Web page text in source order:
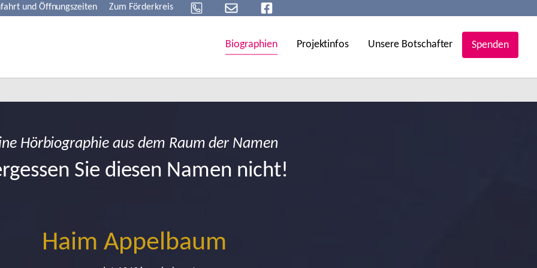
und Öffnungszeiten Zum Förderkreis
Biographien Projektinfos Unsere Botschafter Spenden
Hörbiographie aus dem Raum der Namen
Sie diesen Namen nicht!
Haim Appelbaum